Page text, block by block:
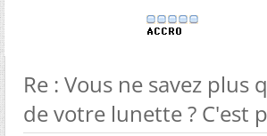
Re : Vous ne savez plus
de votre lunette ? C'est